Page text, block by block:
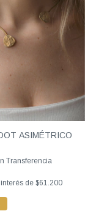
ASIMÉTRICO
Transferencia
de $61.200